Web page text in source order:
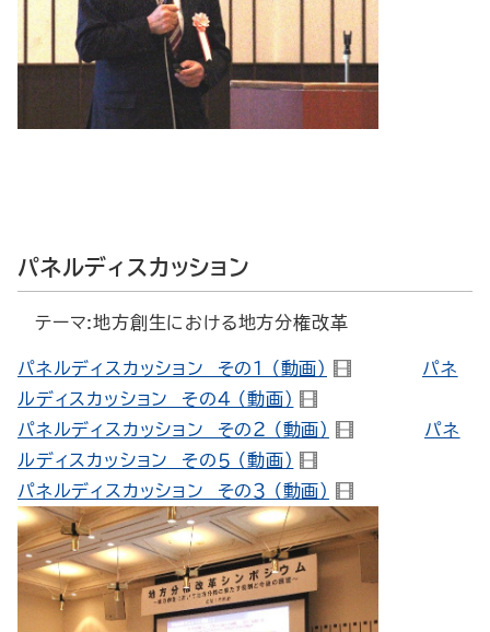
パネルディスカッション
テーマ:地方創生における地方分権改革
パネルディスカッション その１ （動画）
パネ
ルディスカッション その４ （動画）
パネルディスカッション その２ （動画）
パネ
ルディスカッション その５ （動画）
パネルディスカッション その３ （動画）